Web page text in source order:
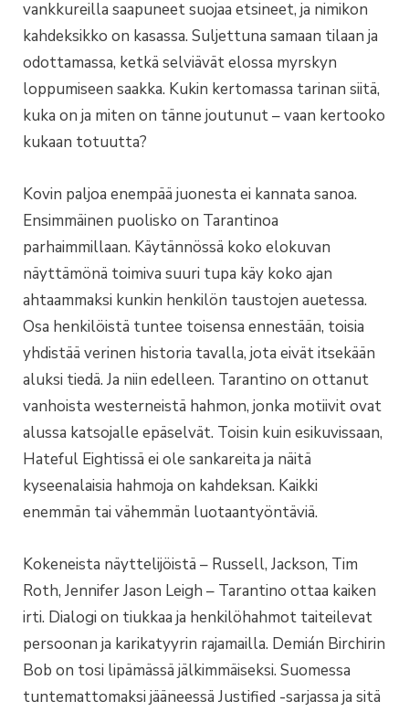
vankkureilla saapuneet suojaa etsineet, ja nimikon
kahdeksikko on kasassa. Suljettuna samaan tilaan ja
odottamassa, ketkä selviävät elossa myrskyn
loppumiseen saakka. Kukin kertomassa tarinan siitä,
kuka on ja miten on tänne joutunut – vaan kertooko
kukaan totuutta?
Kovin paljoa enempää juonesta ei kannata sanoa.
Ensimmäinen puolisko on Tarantinoa
parhaimmillaan. Käytännössä koko elokuvan
näyttämönä toimiva suuri tupa käy koko ajan
ahtaammaksi kunkin henkilön taustojen auetessa.
Osa henkilöistä tuntee toisensa ennestään, toisia
yhdistää verinen historia tavalla, jota eivät itsekään
aluksi tiedä. Ja niin edelleen. Tarantino on ottanut
vanhoista westerneistä hahmon, jonka motiivit ovat
alussa katsojalle epäselvät. Toisin kuin esikuvissaan,
Hateful Eightissä ei ole sankareita ja näitä
kyseenalaisia hahmoja on kahdeksan. Kaikki
enemmän tai vähemmän luotaantyöntäviä.
Kokeneista näyttelijöistä – Russell, Jackson, Tim
Roth, Jennifer Jason Leigh – Tarantino ottaa kaiken
irti. Dialogi on tiukkaa ja henkilöhahmot taiteilevat
persoonan ja karikatyyrin rajamailla. Demián Birchirin
Bob on tosi lipämässä jälkimmäiseksi. Suomessa
tuntemattomaksi jääneessä Justified -sarjassa ja sitä